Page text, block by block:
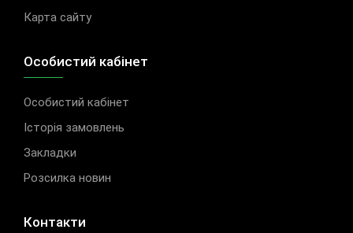
Карта сайту
Особистий кабінет
Особистий кабінет
Історія замовлень
Закладки
Розсилка новин
Контакти